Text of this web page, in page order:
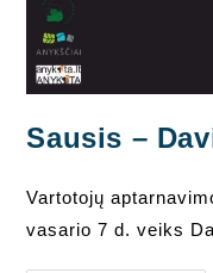
Sausis –
Vartotojų
vasario 7 d. veiks